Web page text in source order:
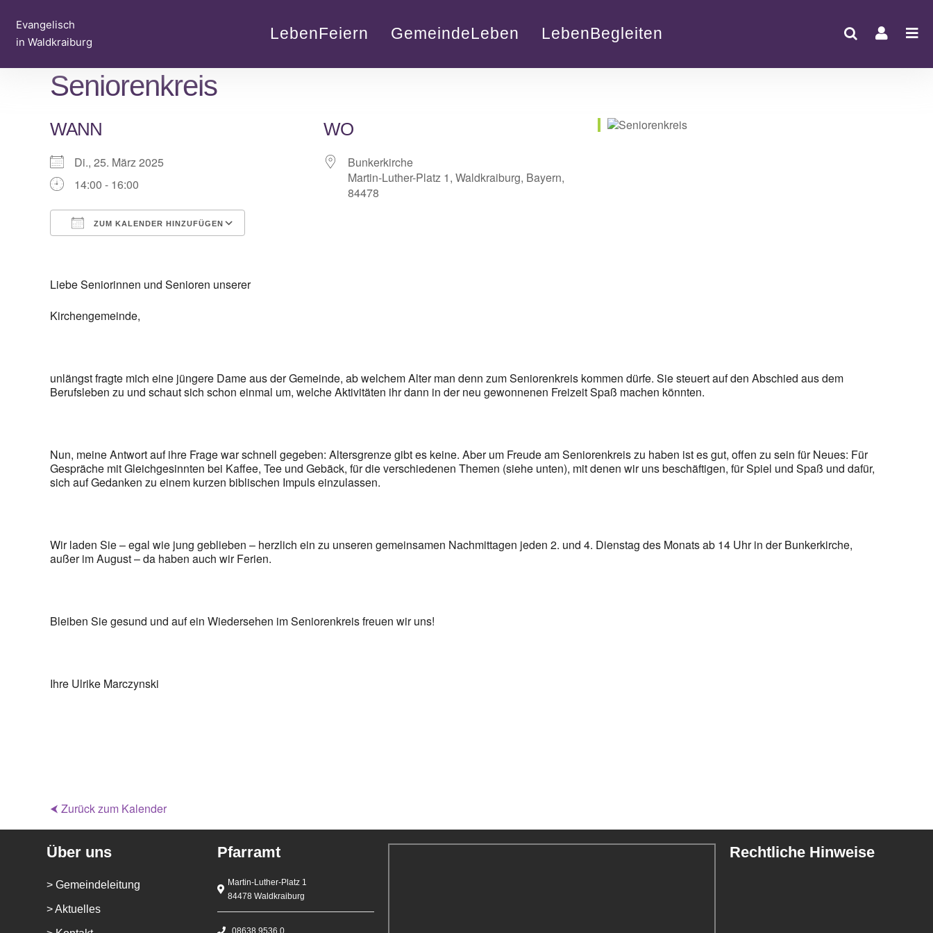
Inhalt
springen
Evangelisch
in Waldkraiburg
LebenFeiern GemeindeLeben LebenBegleiten
Seniorenkreis
WANN
Di., 25. März 2025
14:00 - 16:00
ZUM KALENDER HINZUFÜGEN
WO
Bunkerkirche
Martin-Luther-Platz 1, Waldkraiburg, Bayern,
84478
Liebe Seniorinnen und Senioren unserer
Kirchengemeinde,
unlängst fragte mich eine jüngere Dame aus der Gemeinde, ab welchem Alter man denn zum Seniorenkreis kommen dürfe. Sie steuert auf den Abschied aus dem
Berufsleben zu und schaut sich schon einmal um, welche Aktivitäten ihr dann in der neu gewonnenen Freizeit Spaß machen könnten.
Nun, meine Antwort auf ihre Frage war schnell gegeben: Altersgrenze gibt es keine. Aber um Freude am Seniorenkreis zu haben ist es gut, offen zu sein für Neues: Für
Gespräche mit Gleichgesinnten bei Kaffee, Tee und Gebäck, für die verschiedenen Themen (siehe unten), mit denen wir uns beschäftigen, für Spiel und Spaß und dafür,
sich auf Gedanken zu einem kurzen biblischen Impuls einzulassen.
Wir laden Sie – egal wie jung geblieben – herzlich ein zu unseren gemeinsamen Nachmittagen jeden 2. und 4. Dienstag des Monats ab 14 Uhr in der Bunkerkirche,
außer im August – da haben auch wir Ferien.
Bleiben Sie gesund und auf ein Wiedersehen im Seniorenkreis freuen wir uns!
Ihre Ulrike Marczynski
⮜ Zurück zum Kalender
Über uns
> Gemeindeleitung
> Aktuelles
Pfarramt
Martin-Luther-Platz 1
84478 Waldkraiburg
08638 9536 0
Rechtliche Hinweise